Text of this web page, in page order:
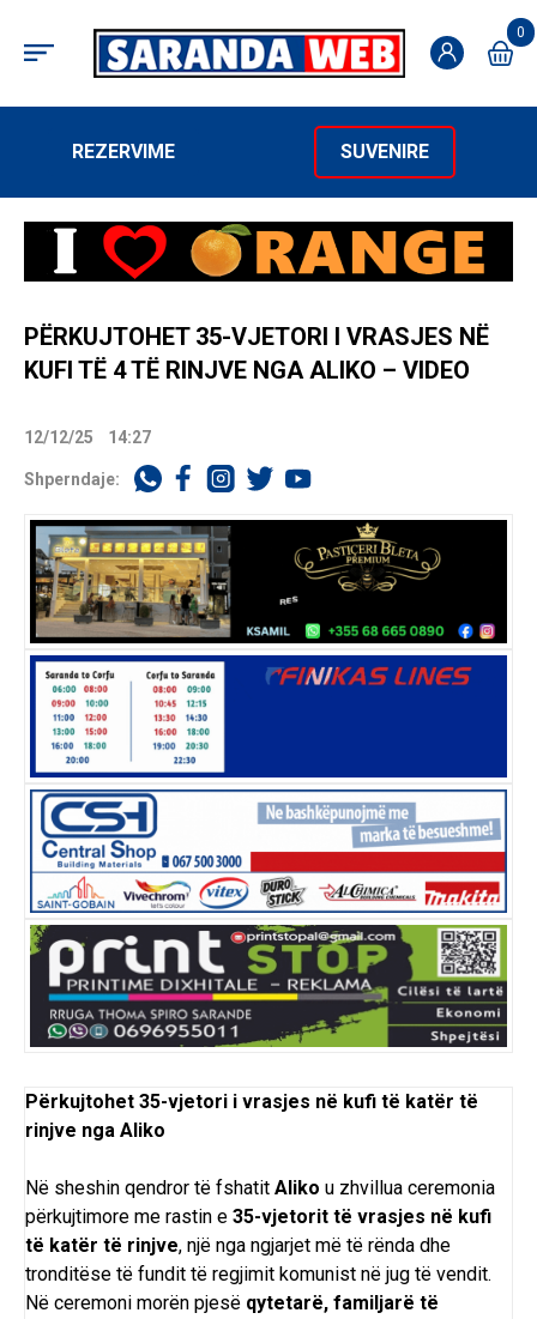
0
REZERVIME SUVENIRE
PËRKUJTOHET 35-VJETORI I VRASJES NË
KUFI TË 4 TË RINJVE NGA ALIKO – VIDEO
12/12/25 14:27
Shperndaje:
Përkujtohet 35-vjetori i vrasjes në kufi të katër të
rinjve nga Aliko
Në sheshin qendror të fshatit Aliko u zhvillua ceremonia
përkujtimore me rastin e 35-vjetorit të vrasjes në kufi
të katër të rinjve, një nga ngjarjet më të rënda dhe
tronditëse të fundit të regjimit komunist në jug të vendit.
Në ceremoni morën pjesë qytetarë, familjarë të